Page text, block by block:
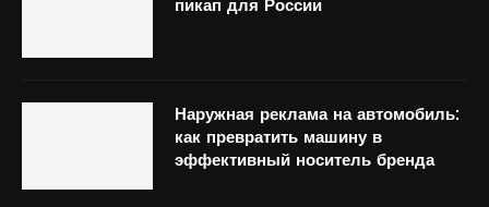
пикап для России
Наружная реклама на автомобиль:
как превратить машину в
эффективный носитель бренда